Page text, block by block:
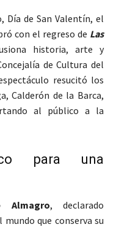
Día de San Valentín, el
con el regreso de Las
historia, arte y
de Cultura del
resucitó los
Calderón de la Barca,
al público a la
para una
, declarado
que conserva su